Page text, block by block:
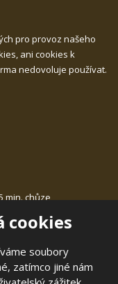
cookies
soubory
zatímco jiné nám
pro provoz našeho
ani cookies k
nedovoluje používat.
min. chůze